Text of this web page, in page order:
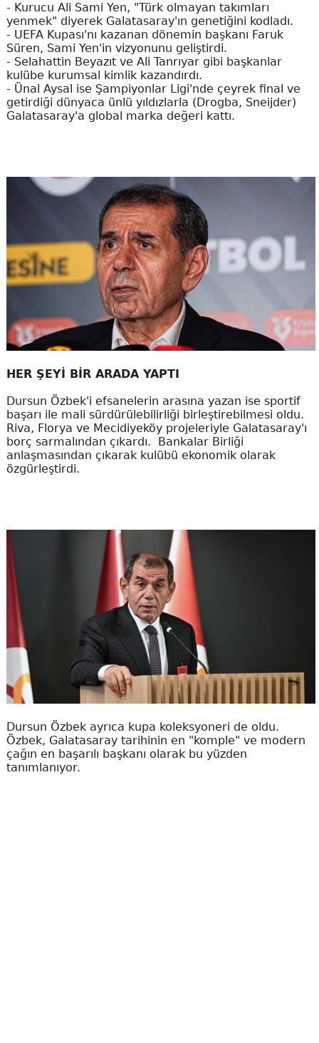
- Kurucu Ali Sami Yen, "Türk olmayan takımları
yenmek" diyerek Galatasaray'ın genetiğini kodladı.
- UEFA Kupası'nı kazanan dönemin başkanı Faruk
Süren, Sami Yen'in vizyonunu geliştirdi.
- Selahattin Beyazıt ve Ali Tanrıyar gibi başkanlar
kulübe kurumsal kimlik kazandırdı.
- Ünal Aysal ise Şampiyonlar Ligi'nde çeyrek final ve
getirdiği dünyaca ünlü yıldızlarla (Drogba, Sneijder)
Galatasaray'a global marka değeri kattı.
HER ŞEYİ BİR ARADA YAPTI
Dursun Özbek'i efsanelerin arasına yazan ise sportif
başarı ile mali sürdürülebilirliği birleştirebilmesi oldu.
Riva, Florya ve Mecidiyeköy projeleriyle Galatasaray'ı
borç sarmalından çıkardı. Bankalar Birliği
anlaşmasından çıkarak kulübü ekonomik olarak
özgürleştirdi.
Dursun Özbek ayrıca kupa koleksyoneri de oldu.
Özbek, Galatasaray tarihinin en "komple" ve modern
çağın en başarılı başkanı olarak bu yüzden
tanımlanıyor.